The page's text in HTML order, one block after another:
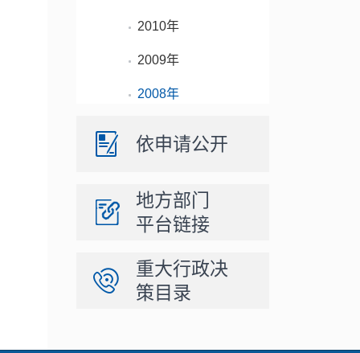
2010年
2009年
2008年
依申请公开
地方部门
平台链接
重大行政决
策目录